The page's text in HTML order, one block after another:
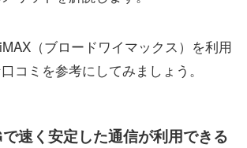
（ブロードワイマックス）を利用
コミを参考にしてみましょう。
速く安定した通信が利用できる